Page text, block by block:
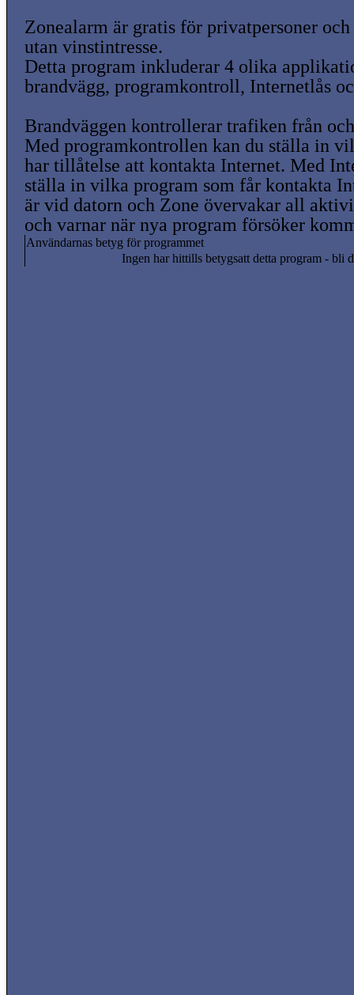
Zonealarm är gratis för privatpersoner
utan vinstintresse.
Detta program inkluderar 4 olika
brandvägg, programkontroll, Internetlås
Brandväggen kontrollerar trafiken från
Med programkontrollen kan du ställa in
har tillåtelse att kontakta Internet. Med
ställa in vilka program som får kontakta
är vid datorn och Zone övervakar all
och varnar när nya program försöker
Användarnas betyg för programmet
Ingen har hittills betygsatt detta program - bli